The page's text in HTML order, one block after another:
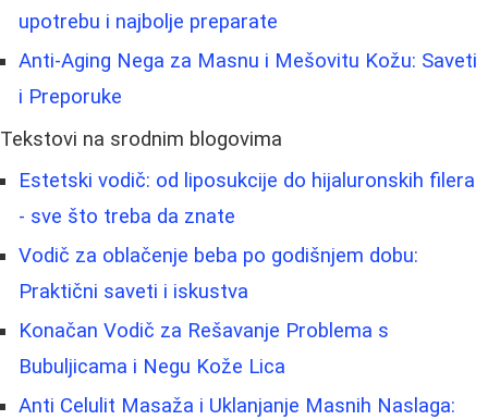
upotrebu i najbolje preparate
Anti-Aging Nega za Masnu i Mešovitu Kožu: Saveti
i Preporuke
Tekstovi na srodnim blogovima
Estetski vodič: od liposukcije do hijaluronskih filera
- sve što treba da znate
Vodič za oblačenje beba po godišnjem dobu:
Praktični saveti i iskustva
Konačan Vodič za Rešavanje Problema s
Bubuljicama i Negu Kože Lica
Anti Celulit Masaža i Uklanjanje Masnih Naslaga: